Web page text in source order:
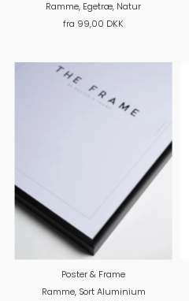
Ramme, Egetræ, Natur
fra 99,00 DKK
Poster & Frame
Ramme, Sort Aluminium